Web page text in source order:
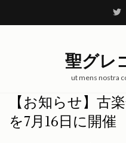
聖グレ
ut mens nostra
【お知らせ】古
を7月16日に開催